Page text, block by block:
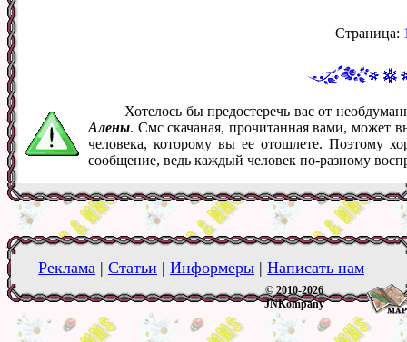
Страница:
Хотелось бы предостеречь вас от
Алены. Смс скачаная, прочитанная вами, может
человека, которому вы ее отошлете. Поэтому
сообщение, ведь каждый человек по-разному
Реклама | Статьи | Информеры | Написать нам
© 2010-2026
JNKompany